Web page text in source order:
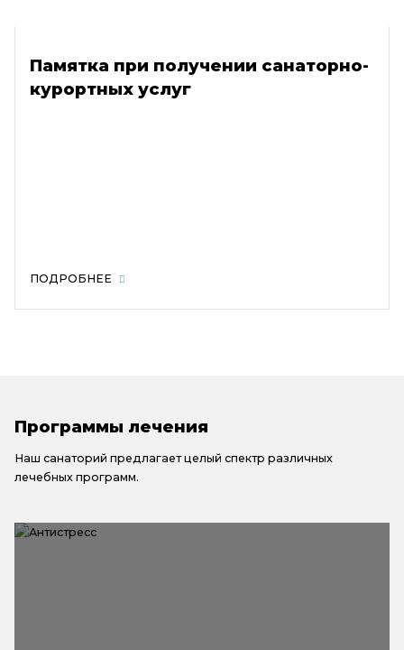
Памятка при получении санаторно-
курортных услуг
ПОДРОБНЕЕ
Программы лечения
Наш санаторий предлагает целый спектр различных
лечебных программ.